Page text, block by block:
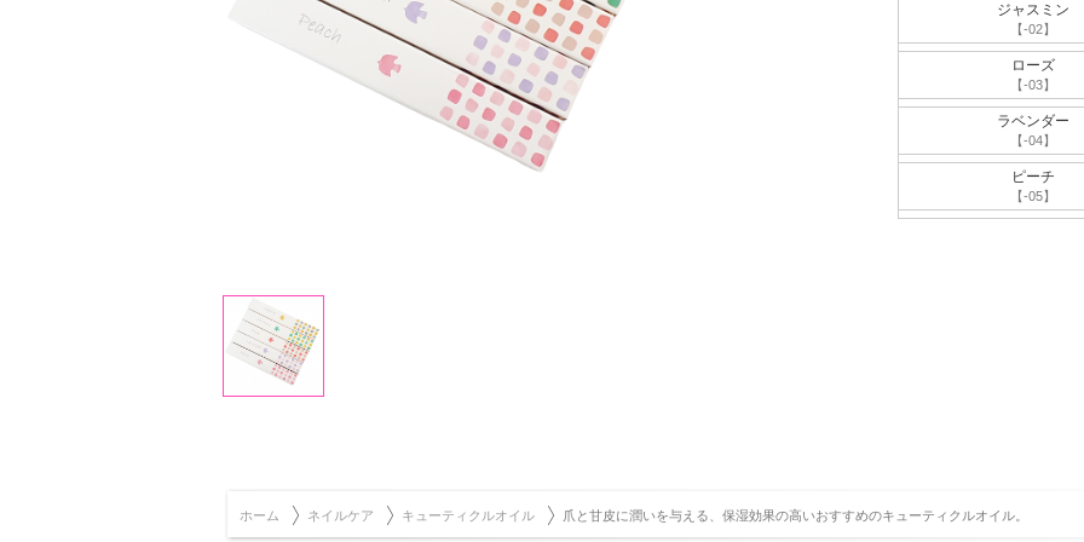
ジャスミン
【-02】
ローズ
【-03】
ラベンダー
【-04】
ピーチ
【-05】
ホーム ネイルケア キューティクルオイル 爪と甘皮に潤いを与える、保湿効果の高いおすすめのキューティクルオイル。